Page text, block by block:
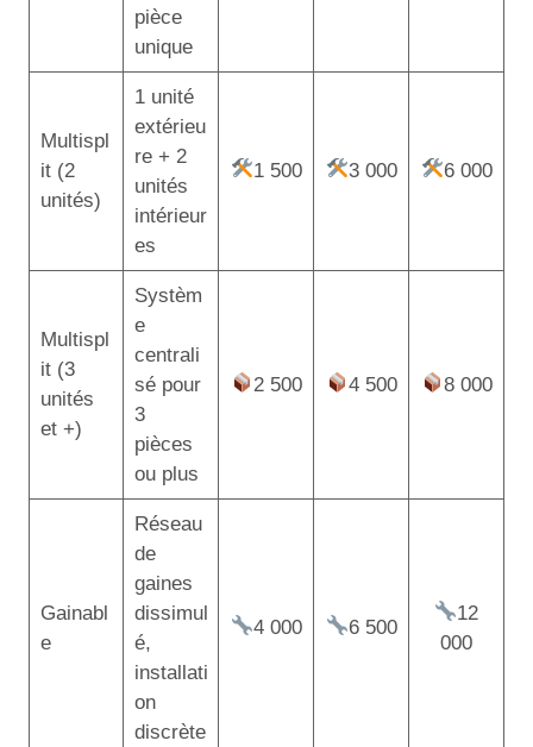
pièce
unique
Multispl
it (2
unités)
1 unité
extérieu
re + 2
unités
intérieur
es
1 500 3 000 6 000
Multispl
it (3
unités
et +)
Systèm
e
centrali
sé pour
3
pièces
ou plus
2 500 4 500 8 000
Gainabl
e
Réseau
de
gaines
dissimul
é,
installati
on
discrète
4 000 6 500
12
000